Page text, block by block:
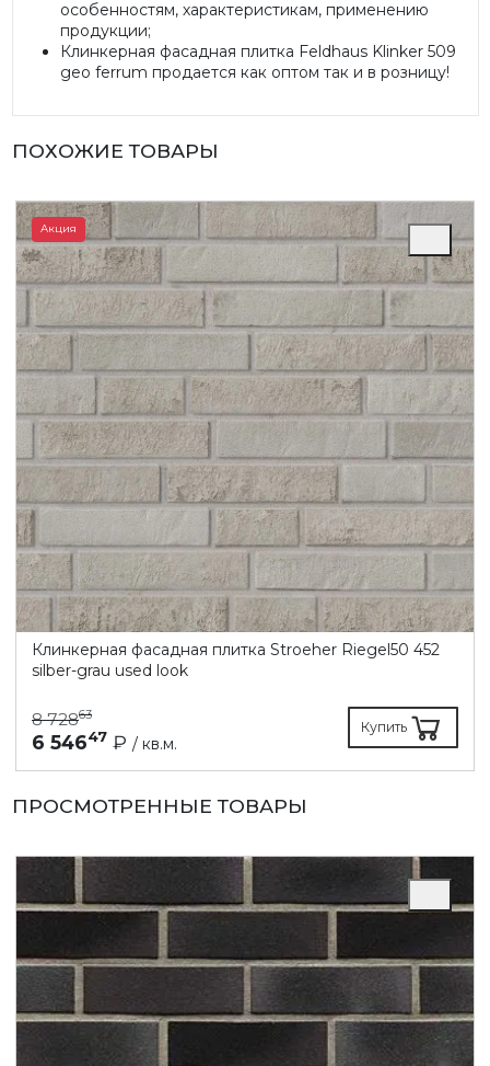
особенностям, характеристикам, применению
продукции;
Клинкерная фасадная плитка Feldhaus Klinker 509
geo ferrum продается как оптом так и в розницу!
ПОХОЖИЕ ТОВАРЫ
Акция
Клинкерная фасадная плитка Stroeher Riegel50 452
silber-grau used look
8 72863
6 54647 ₽ / кв.м.
Купить
ПРОСМОТРЕННЫЕ ТОВАРЫ